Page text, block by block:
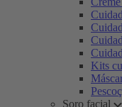
Kits
Soro facial